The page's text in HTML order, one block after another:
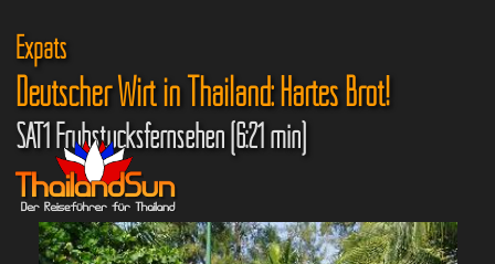
Expats
Deutscher Wirt in Thailand: Hartes Brot!
SAT1 Frühstücksfernsehen (6:21 min)